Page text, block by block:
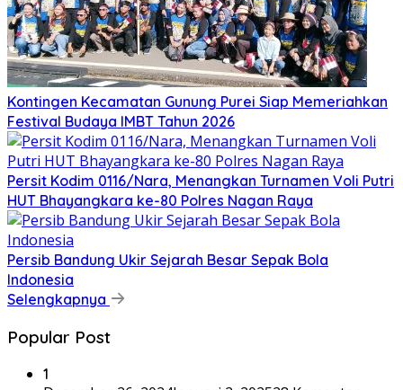
Kontingen Kecamatan Gunung Purei Siap Memeriahkan
Festival Budaya IMBT Tahun 2026
Persit Kodim 0116/Nara, Menangkan Turnamen Voli Putri
HUT Bhayangkara ke-80 Polres Nagan Raya
Persib Bandung Ukir Sejarah Besar Sepak Bola
Indonesia
Selengkapnya
Popular Post
1